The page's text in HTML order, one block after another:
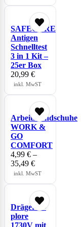
SAFECARE
Antigen
Schnelltest
3 in 1 Kit –
25er Box
20,99 €
inkl. MwST
Arbeitshandschuhe
WORK &
GO
COMFORT
4,99 € –
35,49 €
inkl. MwST
Dräger X-
plore
1730V mit